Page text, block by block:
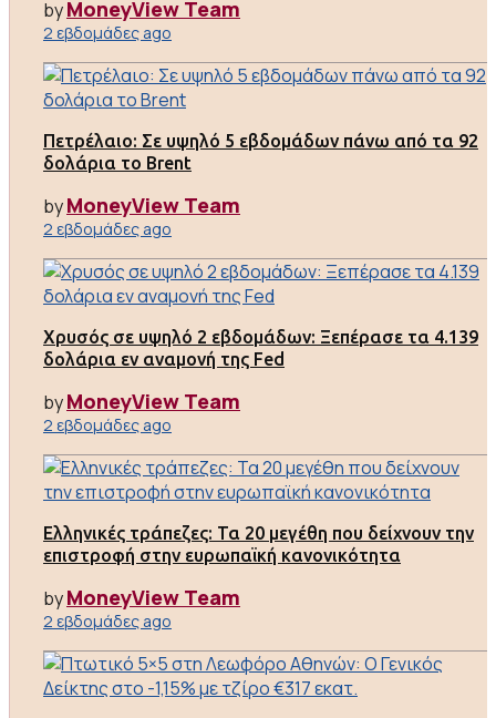
byMoneyView Team
2 εβδομάδες ago
Πετρέλαιο: Σε υψηλό 5 εβδομάδων πάνω από τα 92
δολάρια το Brent
byMoneyView Team
2 εβδομάδες ago
Χρυσός σε υψηλό 2 εβδομάδων: Ξεπέρασε τα 4.139
δολάρια εν αναμονή της Fed
byMoneyView Team
2 εβδομάδες ago
Ελληνικές τράπεζες: Τα 20 μεγέθη που δείχνουν την
επιστροφή στην ευρωπαϊκή κανονικότητα
byMoneyView Team
2 εβδομάδες ago